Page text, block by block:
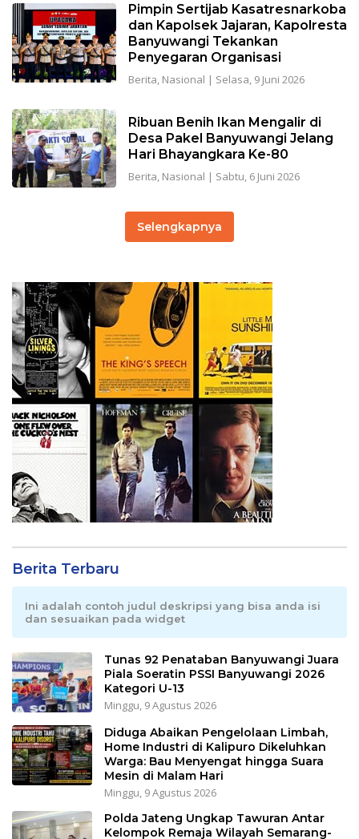
Pimpin Sertijab Kasatresnarkoba
dan Kapolsek Jajaran, Kapolresta
Banyuwangi Tekankan
Penyegaran Organisasi
Berita, Nasional | Selasa, 9 Juni 2026
Ribuan Benih Ikan Mengalir di
Desa Pakel Banyuwangi Jelang
Hari Bhayangkara Ke-80
Berita, Nasional | Sabtu, 6 Juni 2026
Selengkapnya
Berita Terbaru
Ini adalah contoh judul deskripsi yang bisa anda isi
dan sesuaikan pada widget
Tunas 92 Penataban Banyuwangi Juara
Piala Soeratin PSSI Banyuwangi 2026
Kategori U-13
Minggu, 9 Agustus 2026
Diduga Abaikan Pengelolaan Limbah,
Home Industri di Kalipuro Dikeluhkan
Warga: Bau Menyengat hingga Suara
Mesin di Malam Hari
Minggu, 9 Agustus 2026
Polda Jateng Ungkap Tawuran Antar
Kelompok Remaja Wilayah Semarang-